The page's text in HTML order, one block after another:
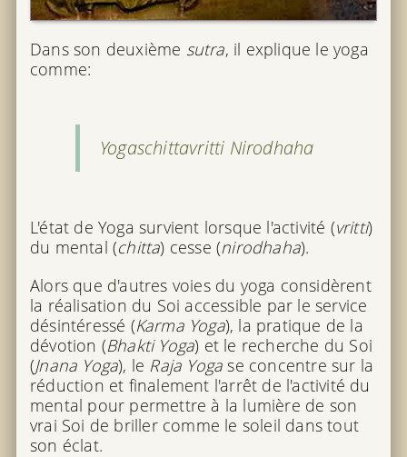
Dans son deuxième sutra, il explique le yoga
comme:
Yogaschittavritti Nirodhaha
L'état de Yoga survient lorsque l'activité (vritti)
du mental (chitta) cesse (nirodhaha).
Alors que d'autres voies du yoga considèrent
la réalisation du Soi accessible par le service
désintéressé (Karma Yoga), la pratique de la
dévotion (Bhakti Yoga) et le recherche du Soi
(Jnana Yoga), le Raja Yoga se concentre sur la
réduction et finalement l'arrêt de l'activité du
mental pour permettre à la lumière de son
vrai Soi de briller comme le soleil dans tout
son éclat.